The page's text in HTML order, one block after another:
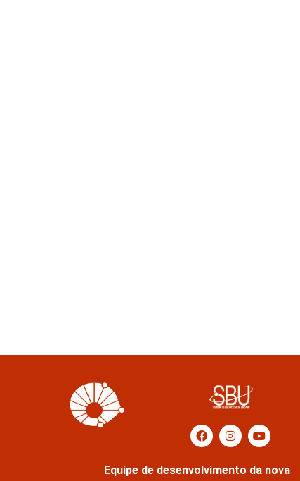
Equipe de desenvolvimento da nova